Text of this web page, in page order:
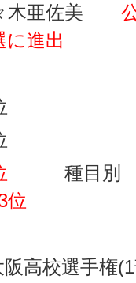
亜佐美
に進出
種目別
位
校選手権(1